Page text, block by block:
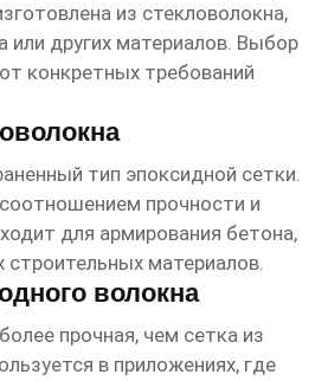
из стекловолокна,
или других материалов. Выбор
конкретных требований
тип эпоксидной сетки.
прочности и
для армирования бетона,
строительных материалов.
волокна
прочная, чем сетка из
в приложениях, где